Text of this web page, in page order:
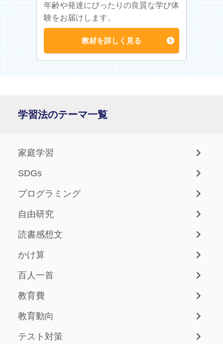
年齢や発達にぴったりの良質な学び体
験をお届けします。
教材を詳しく見る
学習法のテーマ一覧
家庭学習
SDGs
プログラミング
自由研究
読書感想文
かけ算
百人一首
教育費
教育動向
テスト対策